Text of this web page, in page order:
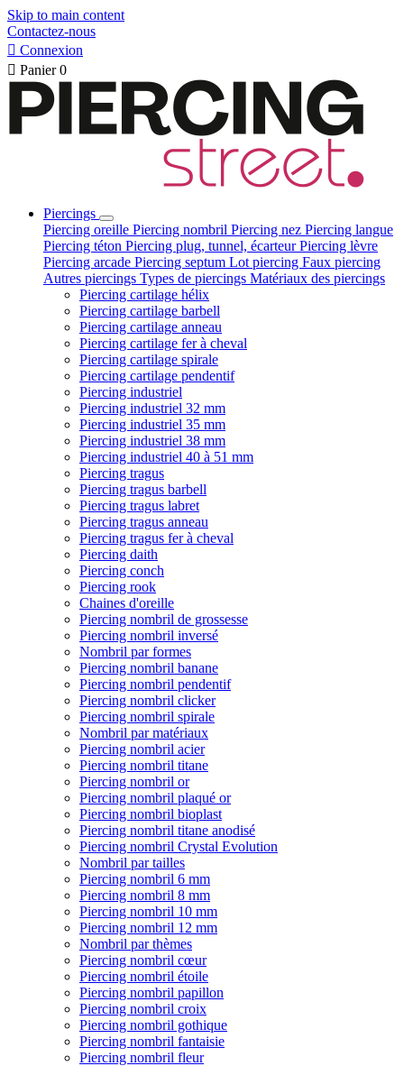
Skip to main content
Contactez-nous
 Connexion
 Panier 0
Piercings
Piercing oreille Piercing nombril Piercing nez Piercing langue
Piercing téton Piercing plug, tunnel, écarteurPiercing lèvre
Piercing arcade Piercing septum Lot piercing Faux piercing
Autres piercings Types de piercings Matériaux des piercings
Piercing cartilage hélix
Piercing cartilage barbell
Piercing cartilage anneau
Piercing cartilage fer à cheval
Piercing cartilage spirale
Piercing cartilage pendentif
Piercing industriel
Piercing industriel 32 mm
Piercing industriel 35 mm
Piercing industriel 38 mm
Piercing industriel 40 à 51 mm
Piercing tragus
Piercing tragus barbell
Piercing tragus labret
Piercing tragus anneau
Piercing tragus fer à cheval
Piercing daith
Piercing conch
Piercing rook
Chaines d'oreille
Piercing nombril de grossesse
Piercing nombril inversé
Nombril par formes
Piercing nombril banane
Piercing nombril pendentif
Piercing nombril clicker
Piercing nombril spirale
Nombril par matériaux
Piercing nombril acier
Piercing nombril titane
Piercing nombril or
Piercing nombril plaqué or
Piercing nombril bioplast
Piercing nombril titane anodisé
Piercing nombril Crystal Evolution
Nombril par tailles
Piercing nombril 6 mm
Piercing nombril 8 mm
Piercing nombril 10 mm
Piercing nombril 12 mm
Nombril par thèmes
Piercing nombril cœur
Piercing nombril étoile
Piercing nombril papillon
Piercing nombril croix
Piercing nombril gothique
Piercing nombril fantaisie
Piercing nombril fleur